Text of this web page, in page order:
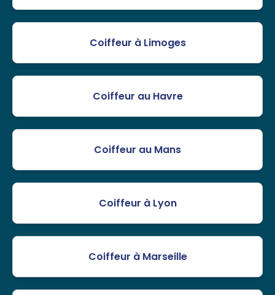
Coiffeur à Limoges
Coiffeur au Havre
Coiffeur au Mans
Coiffeur à Lyon
Coiffeur à Marseille